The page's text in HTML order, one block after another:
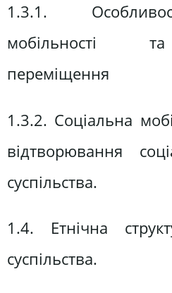
1.3.1.
мобільності
переміщення
1.3.2. Соціальна
відтворювання
суспільства.
1.4. Етнічна
суспільства.